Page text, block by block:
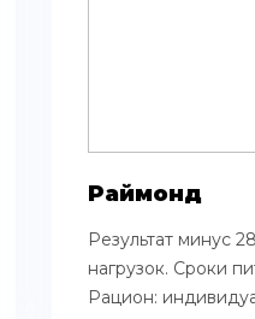
Раймонд
Результат минус
нагрузок. Сроки
Рацион: